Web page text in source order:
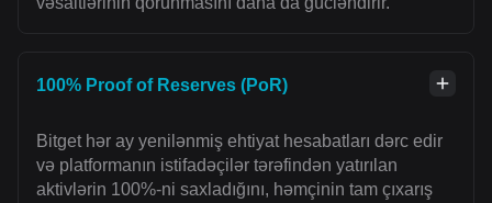
100% Proof of Reserves (PoR)
Bitget hər ay yenilənmiş ehtiyat hesabatları dərc edir
və platformanın istifadəçilər tərəfindən yatırılan
aktivlərin 100%-ni saxladığını, həmçinin tam çıxarış